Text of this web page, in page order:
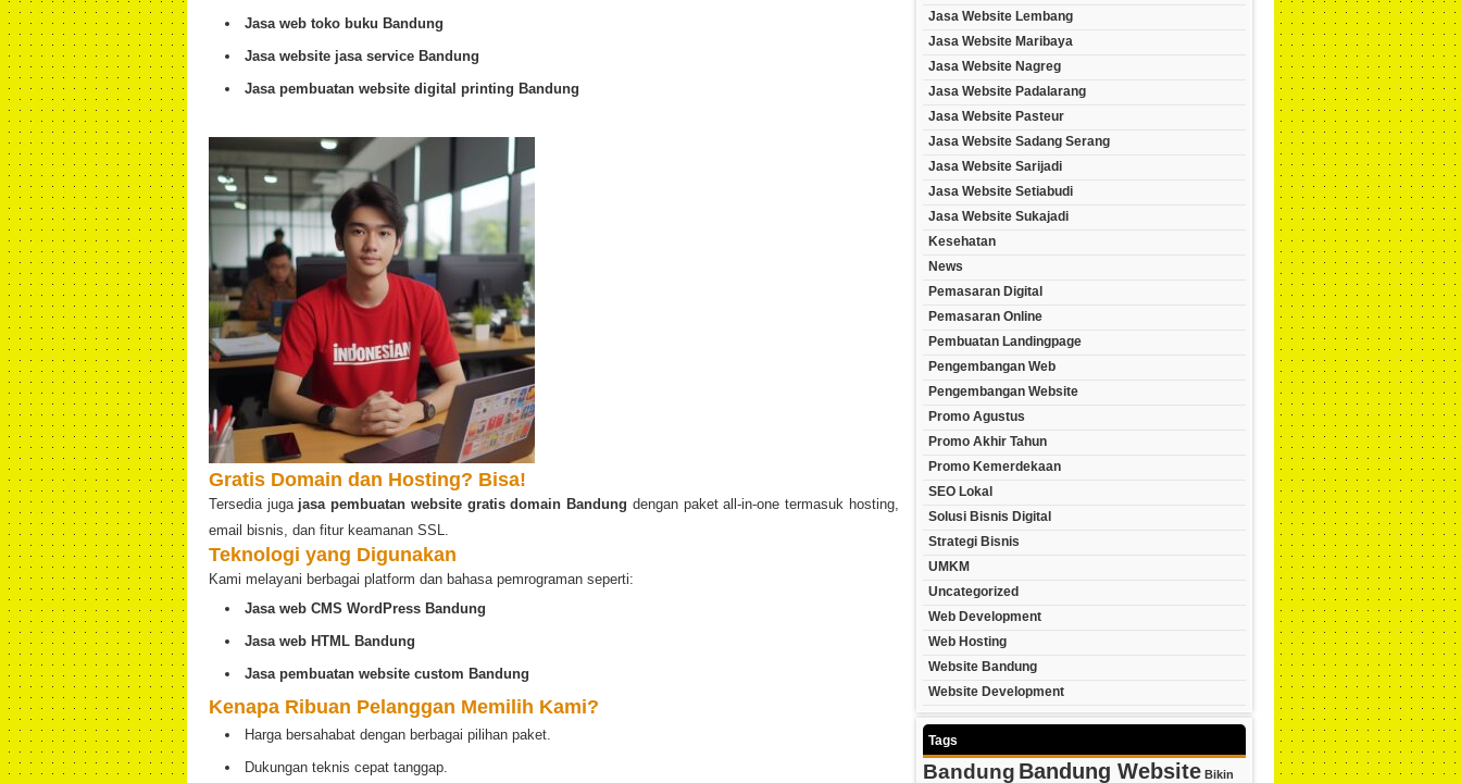
Jasa web toko buku Bandung
Jasa website jasa service Bandung
Jasa pembuatan website digital printing Bandung
Gratis Domain dan Hosting? Bisa!
Tersedia juga jasa pembuatan website gratis domain Bandung dengan paket all-in-one termasuk hosting,
email bisnis, dan fitur keamanan SSL.
Teknologi yang Digunakan
Kami melayani berbagai platform dan bahasa pemrograman seperti:
Jasa web CMS WordPress Bandung
Jasa web HTML Bandung
Jasa pembuatan website custom Bandung
Kenapa Ribuan Pelanggan Memilih Kami?
Harga bersahabat dengan berbagai pilihan paket.
Dukungan teknis cepat tanggap.
Jasa Website Lembang
Jasa Website Maribaya
Jasa Website Nagreg
Jasa Website Padalarang
Jasa Website Pasteur
Jasa Website Sadang Serang
Jasa Website Sarijadi
Jasa Website Setiabudi
Jasa Website Sukajadi
Kesehatan
News
Pemasaran Digital
Pemasaran Online
Pembuatan Landingpage
Pengembangan Web
Pengembangan Website
Promo Agustus
Promo Akhir Tahun
Promo Kemerdekaan
SEO Lokal
Solusi Bisnis Digital
Strategi Bisnis
UMKM
Uncategorized
Web Development
Web Hosting
Website Bandung
Website Development
Tags
Bandung Bandung Website Bikin